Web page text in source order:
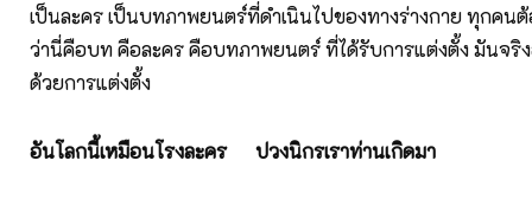
เป็นละคร เป็นบทภาพยนตร์ที่ดำเนินไปของทางร่างกาย ทุกคน
ว่านี่คือบท คือละคร คือบทภาพยนตร์ ที่ได้รับการแต่งตั้ง มันจริ
ด้วยการแต่งตั้ง
อันโลกนี้เหมือนโรงละคร ปวงนิกรเราท่านเกิดมา